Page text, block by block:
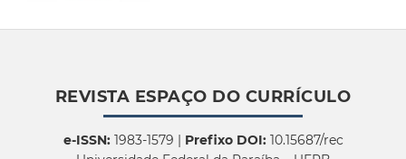
REVISTA ESPAÇO DO CURRÍCULO
e-ISSN:1983-1579 | Prefixo DOI:10.15687/rec